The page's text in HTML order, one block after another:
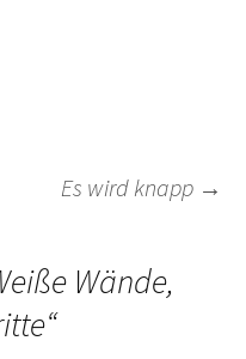
Es wird knapp →
Wände,
“